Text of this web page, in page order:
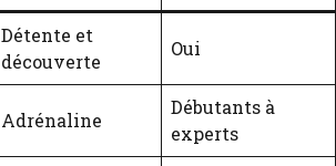
Détente et
découverte
Oui
Adrénaline
Débutants à
experts